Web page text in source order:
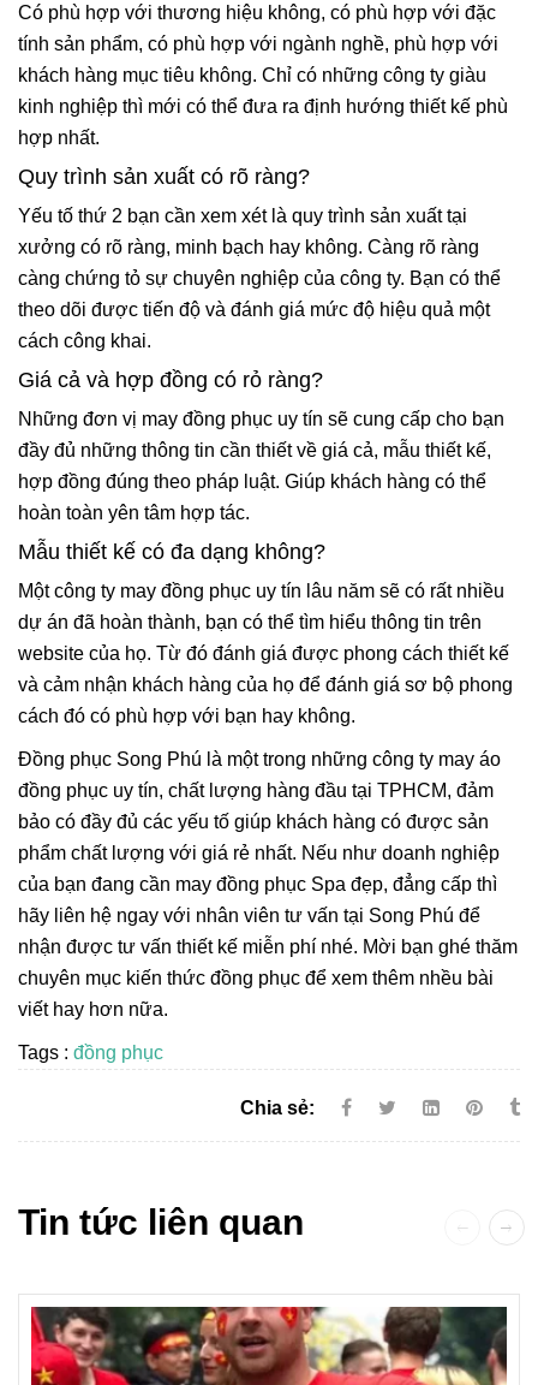
Có phù hợp với thương hiệu không, có phù hợp với đặc
tính sản phẩm, có phù hợp với ngành nghề, phù hợp với
khách hàng mục tiêu không. Chỉ có những công ty giàu
kinh nghiệp thì mới có thể đưa ra định hướng thiết kế phù
hợp nhất.
Quy trình sản xuất có rõ ràng?
Yếu tố thứ 2 bạn cần xem xét là quy trình sản xuất tại
xưởng có rõ ràng, minh bạch hay không. Càng rõ ràng
càng chứng tỏ sự chuyên nghiệp của công ty. Bạn có thể
theo dõi được tiến độ và đánh giá mức độ hiệu quả một
cách công khai.
Giá cả và hợp đồng có rỏ ràng?
Những đơn vị may đồng phục uy tín sẽ cung cấp cho bạn
đầy đủ những thông tin cần thiết về giá cả, mẫu thiết kế,
hợp đồng đúng theo pháp luật. Giúp khách hàng có thể
hoàn toàn yên tâm hợp tác.
Mẫu thiết kế có đa dạng không?
Một công ty may đồng phục uy tín lâu năm sẽ có rất nhiều
dự án đã hoàn thành, bạn có thể tìm hiểu thông tin trên
website của họ. Từ đó đánh giá được phong cách thiết kế
và cảm nhận khách hàng của họ để đánh giá sơ bộ phong
cách đó có phù hợp với bạn hay không.
Đồng phục Song Phú là một trong những công ty may áo
đồng phục uy tín, chất lượng hàng đầu tại TPHCM, đảm
bảo có đầy đủ các yếu tố giúp khách hàng có được sản
phẩm chất lượng với giá rẻ nhất. Nếu như doanh nghiệp
của bạn đang cần may đồng phục Spa đẹp, đẳng cấp thì
hãy liên hệ ngay với nhân viên tư vấn tại Song Phú để
nhận được tư vấn thiết kế miễn phí nhé. Mời bạn ghé thăm
chuyên mục kiến thức đồng phục để xem thêm nhều bài
viết hay hơn nữa.
Tags : đồng phục
Chia sẻ:
Tin tức liên quan